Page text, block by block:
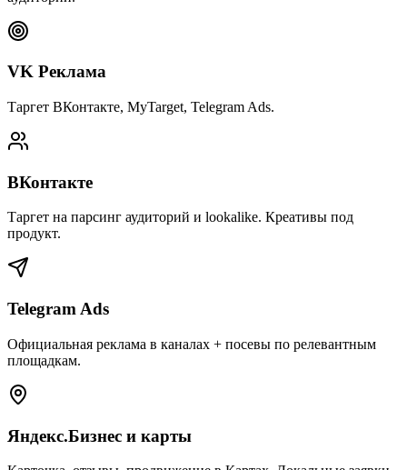
VK Реклама
Таргет ВКонтакте, MyTarget, Telegram Ads.
ВКонтакте
Таргет на парсинг аудиторий и lookalike. Креативы под
продукт.
Telegram Ads
Официальная реклама в каналах + посевы по релевантным
площадкам.
Яндекс.Бизнес и карты